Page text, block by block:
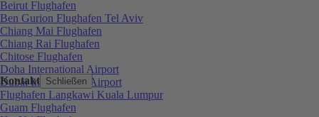
Kontakt Schließen
Beirut Flughafen
Ben Gurion Flughafen Tel Aviv
Chiang Mai Flughafen
Chiang Rai Flughafen
Chitose Flughafen
Doha International Airport
Dubai International Airport
Flughafen Langkawi Kuala Lumpur
Guam Flughafen